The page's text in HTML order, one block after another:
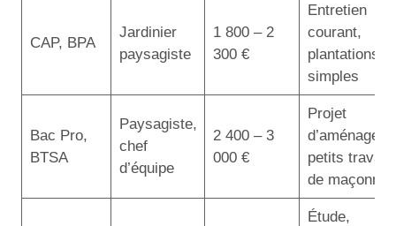
CAP, BPA
Jardinier
paysagiste
1 800 – 2
300 €
Entretien
courant,
plantations
simples
Bac Pro,
BTSA
Paysagiste,
chef
d’équipe
2 400 – 3
000 €
Projet
petits
de
Étude,